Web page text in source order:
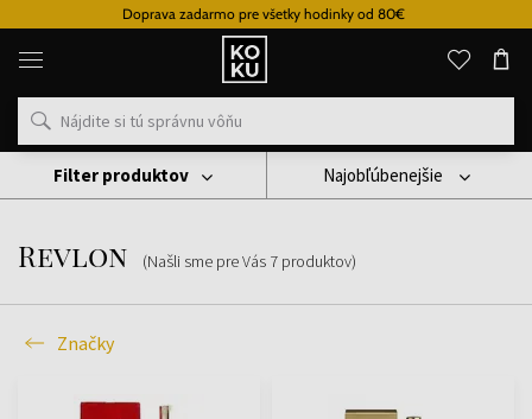
Doprava zadarmo pre všetky hodinky od 80€
Originálne
parfémy
hodinky
na
mieste
Značky
Revlon
Revlon (Našli sme pre Vás 7 produktov)
Najobľúbenejšie
Značky
Filter produktov